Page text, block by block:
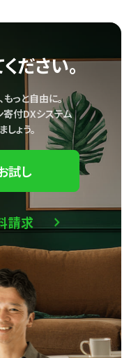
ださい。
っと自由に。
寄付DXシステム
ょう。
試し
請求